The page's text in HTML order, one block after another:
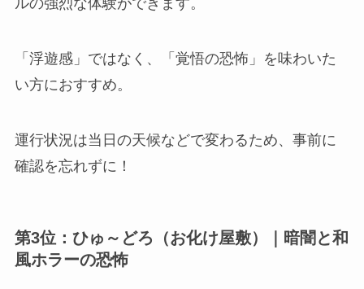
ルの強烈な体験ができます。
「浮遊感」ではなく、「覚悟の恐怖」を味わいた
い方におすすめ。
運行状況は当日の天候などで変わるため、事前に
確認を忘れずに！
第3位：ひゅ～どろ（お化け屋敷）｜暗闇と和
風ホラーの恐怖